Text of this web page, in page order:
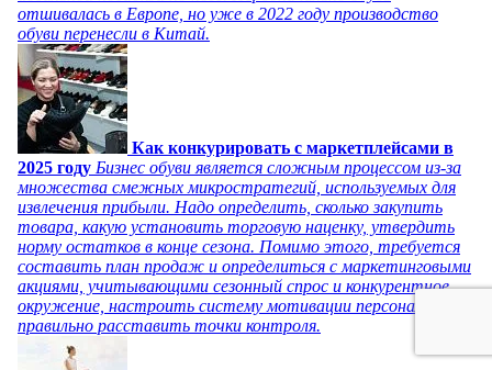
отшивалась в Европе, но уже в 2022 году производство
обуви перенесли в Китай.
Как конкурировать с маркетплейсами в
2025 году Бизнес обуви является сложным процессом из-за
множества смежных микростратегий, используемых для
извлечения прибыли. Надо определить, сколько закупить
товара, какую установить торговую наценку, утвердить
норму остатков в конце сезона. Помимо этого, требуется
составить план продаж и определиться с маркетинговыми
акциями, учитывающими сезонный спрос и конкурентное
окружение, настроить систему мотивации персонала и
правильно расставить точки контроля.